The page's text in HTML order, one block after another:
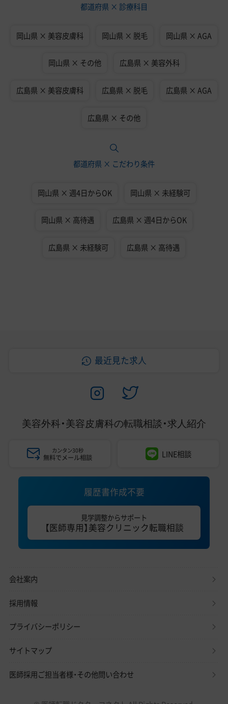
都道府県 × 診療科目
岡山県 × 美容皮膚科 岡山県 × 脱毛 岡山県 × AGA
岡山県 × その他 広島県 × 美容外科
広島県 × 美容皮膚科 広島県 × 脱毛 広島県 × AGA
広島県 × その他
都道府県 × こだわり条件
岡山県 × 週4日からOK 岡山県 × 未経験可
岡山県 × 高待遇 広島県 × 週4日からOK
広島県 × 未経験可 広島県 × 高待遇
最近見た求人
美容外科・美容皮膚科の転職相談・求人紹介
カンタン30秒
無料でメール相談 LINE相談
履歴書作成不要
見学調整からサポート
【医師専用】美容クリニック転職相談
会社案内
採用情報
プライバシーポリシー
サイトマップ
医師採用ご担当者様・その他問い合わせ